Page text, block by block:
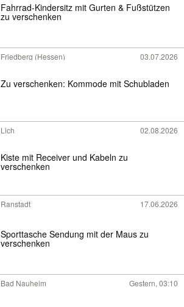
Fahrrad-Kindersitz mit Gurten & Fußstützen
zu verschenken
Friedberg (Hessen) 03.07.2026
Zu verschenken: Kommode mit Schubladen
Lich 02.08.2026
Kiste mit Receiver und Kabeln zu
verschenken
Ranstadt 17.06.2026
Sporttasche Sendung mit der Maus zu
verschenken
Bad Nauheim Gestern, 03:10